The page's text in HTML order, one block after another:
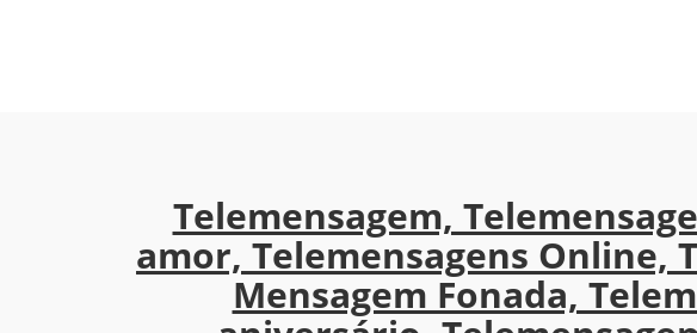
Telemensagem,
amor, Telemensagens Online,
Mensagem Fonada,